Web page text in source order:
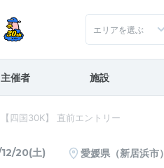
エリアを選ぶ
主催者 施設
【四国30K】 直前エントリー
20(土) 愛媛県（新居浜市）